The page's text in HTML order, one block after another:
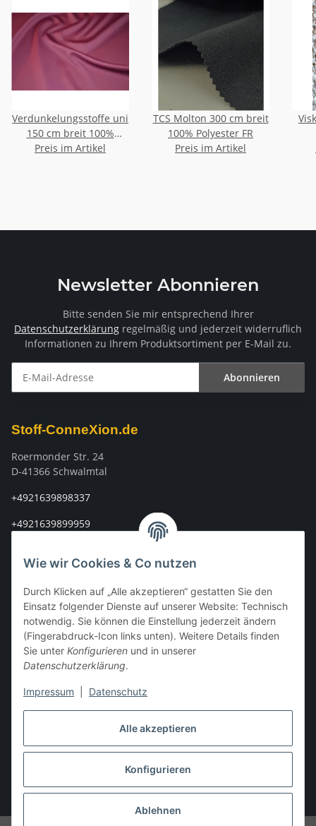
Alle akzeptieren
Konfigurieren
Ablehnen
Wie wir Cookies & Co nutzen
Durch Klicken auf „Alle akzeptieren“ gestatten Sie den
Einsatz folgender Dienste auf unserer Website: Technisch
notwendig. Sie können die Einstellung jederzeit ändern
(Fingerabdruck-Icon links unten). Weitere Details finden
Sie unter Konfigurieren und in unserer
Datenschutzerklärung.
Impressum Datenschutz
Verdunkelungsstoffe uni
150 cm breit 100%
Polyester pflegeleicht
Preis im Artikel
TCS Molton 300 cm breit
100% Polyester FR
Preis im Artikel
Newsletter Abonnieren
Bitte senden Sie mir entsprechend Ihrer
Datenschutzerklärung regelmäßig und jederzeit widerruflich
Informationen zu Ihrem Produktsortiment per E-Mail zu.
Abonnieren
Stoff-ConneXion.de
Roermonder Str. 24
D-41366 Schwalmtal
+4921639898337
+4921639899959
Rechtliches
Mein Konto
Vertrag widerrufen